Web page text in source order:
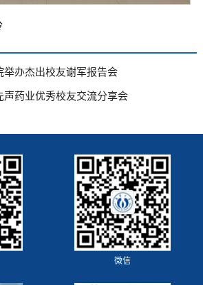
举办杰出校友谢军报告会
声药业优秀校友交流分享会
微信